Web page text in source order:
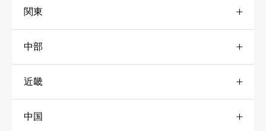
道北
道南
道東
宮城
山形
秋田
岩手
関東
栃木
神奈川
千葉
中部
愛知
岐阜
近畿
兵庫
中国